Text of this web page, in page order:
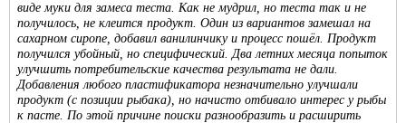
виде муки для замеса теста. Как не мудрил, но теста так и не
получилось, не клеится продукт. Один из вариантов замешал на
сахарном сиропе, добавил ванилинчику и процесс пошёл. Продукт
получился убойный, но специфический. Два летних месяца попыток
улучшить потребительские качества результата не дали.
Добавления любого пластификатора незначительно улучшали
продукт (с позиции рыбака), но начисто отбивало интерес у рыбы
к пасте. По этой причине поиски разнообразить и расширить